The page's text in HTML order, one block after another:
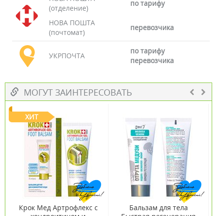
(отделение)
по тарифу
НОВА ПОШТА
(почтомат)
перевозчика
УКРПОЧТА
по тарифу
перевозчика
МОГУТ ЗАИНТЕРЕСОВАТЬ
ХИТ
Крок Мед Артрофлекс с
Бальзам для тела